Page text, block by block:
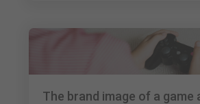
The brand image of a game